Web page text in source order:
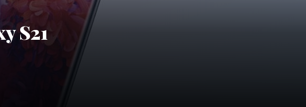
S21